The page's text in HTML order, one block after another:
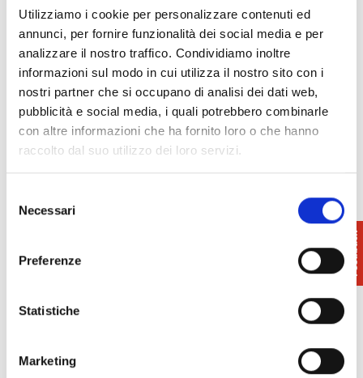
Utilizziamo i cookie per personalizzare contenuti ed
annunci, per fornire funzionalità dei social media e per
analizzare il nostro traffico. Condividiamo inoltre
informazioni sul modo in cui utilizza il nostro sito con i
nostri partner che si occupano di analisi dei dati web,
pubblicità e social media, i quali potrebbero combinarle
con altre informazioni che ha fornito loro o che hanno
raccolto dal suo utilizzo dei loro servizi.
delNecessari
Preferenze
Statistiche
Marketing
astrea.associazioneculturale@gmail.com
Castellina
marittima –
alabastro
Castellina
Marittima
quarrymen